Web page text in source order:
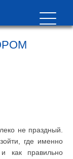
не праздный.
где именно
как правильно